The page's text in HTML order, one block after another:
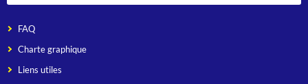
FAQ
Charte graphique
Liens utiles